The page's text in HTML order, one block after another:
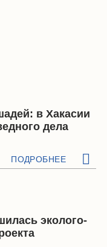
в Хакасии
дела
ПОДРОБНЕЕ
эколого-